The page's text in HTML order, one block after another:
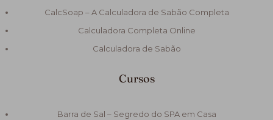
CalcSoap – A Calculadora de Sabão Completa
Calculadora Completa Online
Calculadora de Sabão
Cursos
Barra de Sal – Segredo do SPA em Casa